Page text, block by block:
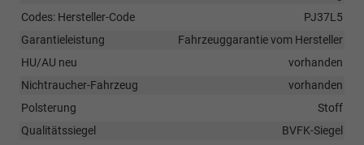
Codes: Hersteller-Code
PJ37L5
Garantieleistung
Fahrzeuggarantie vom Hersteller
HU/AU neu
vorhanden
Nichtraucher-Fahrzeug
vorhanden
Polsterung
Stoff
Qualitätssiegel
BVFK-Siegel